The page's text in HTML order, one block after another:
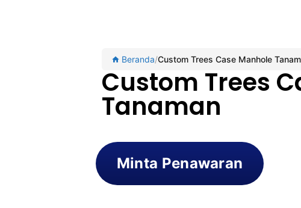
Beranda/Custom Trees Case Manhole
Custom Trees
Tanaman
Minta Penawaran